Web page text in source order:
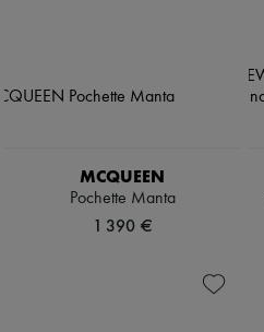
MCQUEEN
Pochette Manta
1 390 €